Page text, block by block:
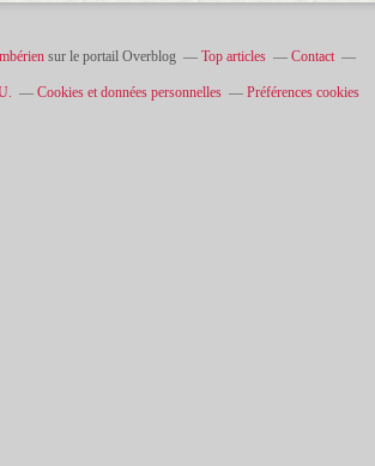
sur le portail Overblog Top articles Contact
Cookies et données personnelles Préférences cookies